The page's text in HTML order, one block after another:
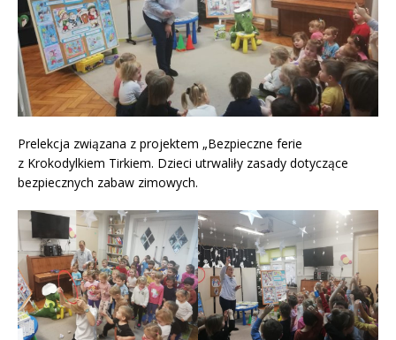
Prelekcja związana z projektem „Bezpieczne ferie
z Krokodylkiem Tirkiem. Dzieci utrwaliły zasady dotyczące
bezpiecznych zabaw zimowych.